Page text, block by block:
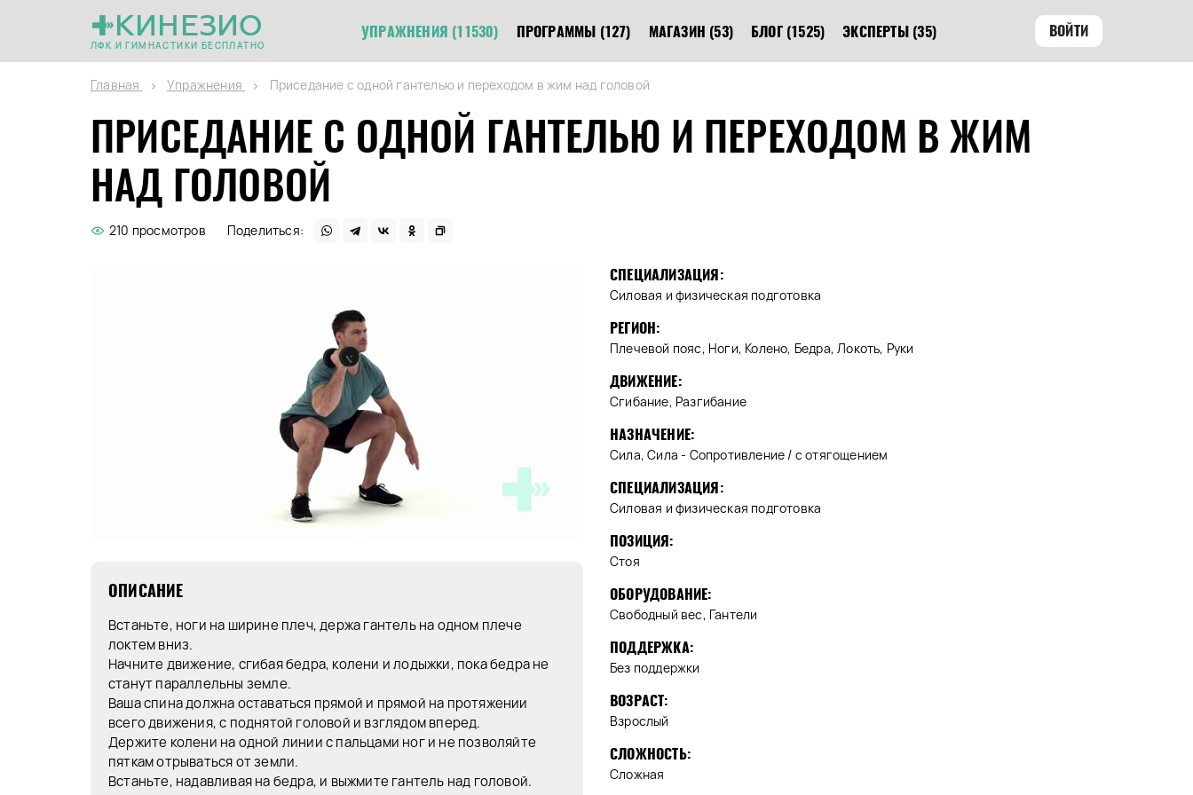
КИНЕЗИО
ЛФК И ГИМНАСТИКИ БЕСПЛАТНО
УПРАЖНЕНИЯ (11530) ПРОГРАММЫ (127) МАГАЗИН (53) БЛОГ (1525) ЭКСПЕРТЫ (35) ВОЙТИ
Главная Упражнения Приседание с одной гантелью и переходом в жим над головой
ПРИСЕДАНИЕ С ОДНОЙ ГАНТЕЛЬЮ И ПЕРЕХОДОМ В ЖИМ
НАД ГОЛОВОЙ
210 просмотров Поделиться:
ОПИСАНИЕ
Встаньте, ноги на ширине плеч, держа гантель на одном плече
локтем вниз.
Начните движение, сгибая бедра, колени и лодыжки, пока бедра не
станут параллельны земле.
Ваша спина должна оставаться прямой и прямой на протяжении
всего движения, с поднятой головой и взглядом вперед.
Держите колени на одной линии с пальцами ног и не позволяйте
пяткам отрываться от земли.
Встаньте, надавливая на бедра, и выжмите гантель над головой.
СПЕЦИАЛИЗАЦИЯ:
Силовая и физическая подготовка
РЕГИОН:
Плечевой пояс, Ноги, Колено, Бедра, Локоть, Руки
ДВИЖЕНИЕ:
Сгибание, Разгибание
НАЗНАЧЕНИЕ:
Сила, Сила - Сопротивление / с отягощением
СПЕЦИАЛИЗАЦИЯ:
Силовая и физическая подготовка
ПОЗИЦИЯ:
Стоя
ОБОРУДОВАНИЕ:
Свободный вес, Гантели
ПОДДЕРЖКА:
Без поддержки
ВОЗРАСТ:
Взрослый
СЛОЖНОСТЬ:
Сложная